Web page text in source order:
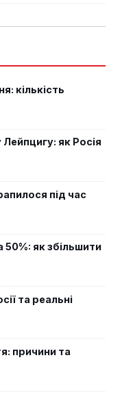
кількість
Лейпцигу: як Росія
під час
50%: як збільшити
та реальні
причини та